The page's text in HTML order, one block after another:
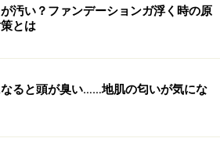
汚い？ファンデーションガ浮く時の原
とは
ると頭が臭い……地肌の匂いが気にな